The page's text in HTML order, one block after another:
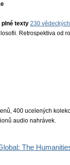
plné texty 230
Retrospektiva od
400 ucelených
audio nahrávek.
The